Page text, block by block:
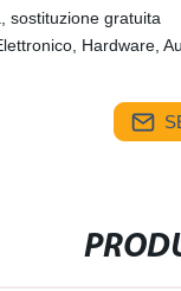
sostituzione gratuita
Hardware,